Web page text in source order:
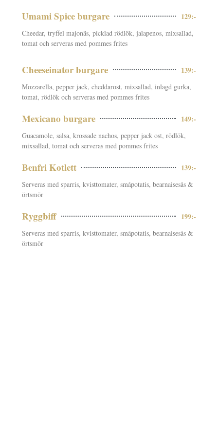
Umami Spice burgare 129:-
Cheedar, tryffel majonäs, picklad rödlök, jalapenos, mixsallad,
tomat och serveras med pommes frites
Cheeseinator burgare 139:-
Mozzarella, pepper jack, cheddarost, mixsallad, inlagd gurka,
tomat, rödlök och serveras med pommes frites
Mexicano burgare 149:-
Guacamole, salsa, krossade nachos, pepper jack ost, rödlök,
mixsallad, tomat och serveras med pommes frites
Benfri Kotlett 139:-
Serveras med sparris, kvisttomater, småpotatis, bearnaisesås &
örtsmör
Ryggbiff 199:-
Serveras med sparris, kvisttomater, småpotatis, bearnaisesås &
örtsmör